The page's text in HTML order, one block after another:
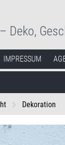
Deko,
IMPRESSUM
Dekoration